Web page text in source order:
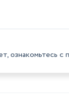
ознакомьтесь